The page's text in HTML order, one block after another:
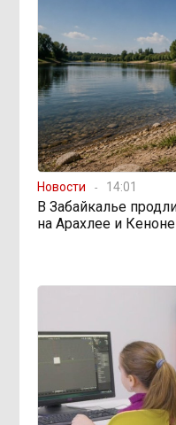
10:16, Вчера
В
подрядчик и
уголовные дела
08:38, Вчера 598
Омск: как
«Чистый воздух»
женщин
08:10, Вчера
проверку из-за
19:02, 5 августа
Новости 14:01
В Забайкалье
на Арахлее и Кеноне